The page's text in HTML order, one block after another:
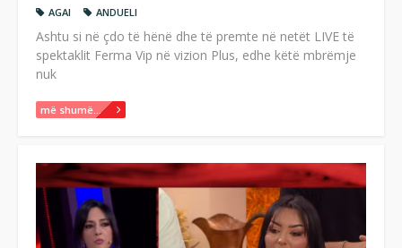
AGAI ANDUELI
Ashtu si në çdo të hënë dhe të premte në netët LIVE të
spektaklit Ferma Vip në vizion Plus, edhe këtë mbrëmje
nuk
më shumë...